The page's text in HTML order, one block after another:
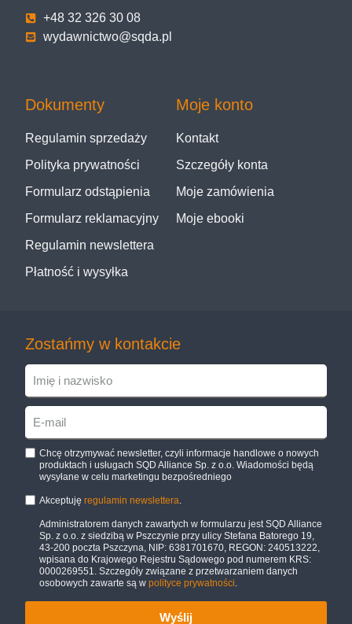
+48 32 326 30 08
wydawnictwo@sqda.pl
Dokumenty
Regulamin sprzedaży
Polityka prywatności
Formularz odstąpienia
Formularz reklamacyjny
Regulamin newslettera
Płatność i wysyłka
Moje konto
Kontakt
Szczegóły konta
Moje zamówienia
Moje ebooki
Zostańmy w kontakcie
Chcę otrzymywać newsletter, czyli informacje handlowe o nowych
produktach i usługach SQD Alliance Sp. z o.o. Wiadomości będą
wysyłane w celu marketingu bezpośredniego
Akceptuję regulamin newslettera.
Administratorem danych zawartych w formularzu jest SQD Alliance
Sp. z o.o. z siedzibą w Pszczynie przy ulicy Stefana Batorego 19,
43-200 poczta Pszczyna, NIP: 6381701670, REGON: 240513222,
wpisana do Krajowego Rejestru Sądowego pod numerem KRS:
0000269551. Szczegóły związane z przetwarzaniem danych
osobowych zawarte są w polityce prywatności.
Wyślij